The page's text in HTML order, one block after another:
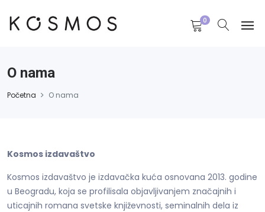
0
O nama
Početna O nama
Kosmos izdavaštvo
Kosmos izdavaštvo je izdavačka kuća osnovana 2013. godine
u Beogradu, koja se profilisala objavljivanjem značajnih i
uticajnih romana svetske književnosti, seminalnih dela iz